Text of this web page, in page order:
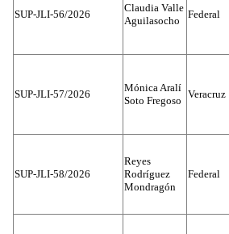
SUP-JLI-56/2026
Claudia Valle
Aguilasocho
Federal
SUP-JLI-57/2026
Mónica Aralí
Soto Fregoso
Veracruz
SUP-JLI-58/2026
Reyes
Rodríguez
Mondragón
Federal